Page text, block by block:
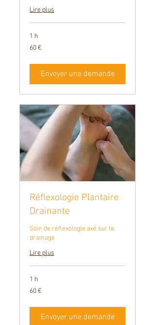
Lire plus
1 h
60
euros
60 €
Envoyer une demande
Réflexologie Plantaire
Drainante
Soin de réflexologie axé sur le
drainage
Lire plus
1 h
60
euros
60 €
Envoyer une demande